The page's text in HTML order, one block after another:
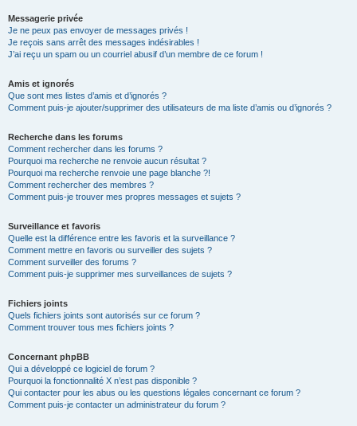
Messagerie privée
Je ne peux pas envoyer de messages privés !
Je reçois sans arrêt des messages indésirables !
J’ai reçu un spam ou un courriel abusif d’un membre de ce forum !
Amis et ignorés
Que sont mes listes d’amis et d’ignorés ?
Comment puis-je ajouter/supprimer des utilisateurs de ma liste d’amis ou d’ignorés ?
Recherche dans les forums
Comment rechercher dans les forums ?
Pourquoi ma recherche ne renvoie aucun résultat ?
Pourquoi ma recherche renvoie une page blanche ?!
Comment rechercher des membres ?
Comment puis-je trouver mes propres messages et sujets ?
Surveillance et favoris
Quelle est la différence entre les favoris et la surveillance ?
Comment mettre en favoris ou surveiller des sujets ?
Comment surveiller des forums ?
Comment puis-je supprimer mes surveillances de sujets ?
Fichiers joints
Quels fichiers joints sont autorisés sur ce forum ?
Comment trouver tous mes fichiers joints ?
Concernant phpBB
Qui a développé ce logiciel de forum ?
Pourquoi la fonctionnalité X n’est pas disponible ?
Qui contacter pour les abus ou les questions légales concernant ce forum ?
Comment puis-je contacter un administrateur du forum ?